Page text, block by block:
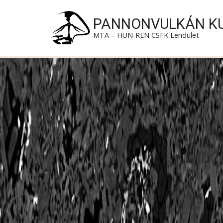
PANNONVULKÁN
MTA – HUN-REN CSFK Lendület